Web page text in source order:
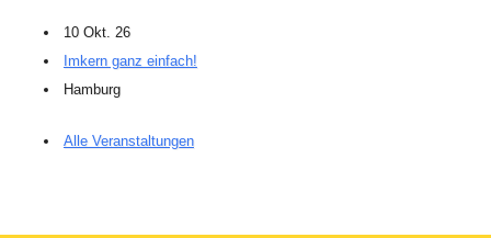
10 Okt. 26
Imkern ganz einfach!
Hamburg
Alle Veranstaltungen